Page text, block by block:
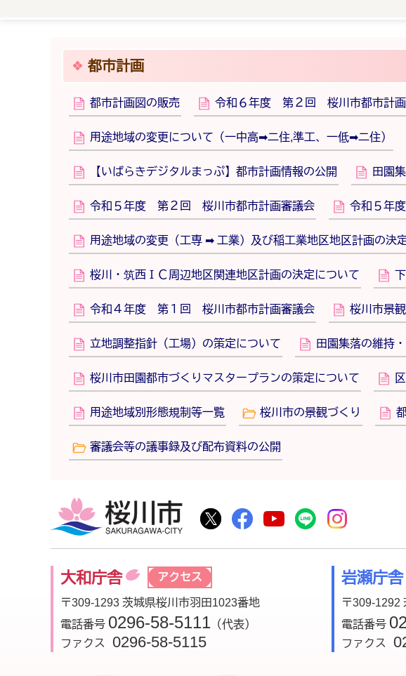
都市計画
都市計画図の販売 令和６年度 第２回 桜川市都市計画
用途地域の変更について（一中高➡二住,準工、一低➡二住）
【いばらきデジタルまっぷ】都市計画情報の公開 田園
令和５年度 第２回 桜川市都市計画審議会 令和５年
用途地域の変更（工専 ➡ 工業）及び稲工業地区地区計画の決
桜川・筑西ＩＣ周辺地区関連地区計画の決定について
令和４年度 第１回 桜川市都市計画審議会 桜川市景
立地調整指針（工場）の策定について 田園集落の維持
桜川市田園都市づくりマスタープランの策定について
用途地域別形態規制等一覧 桜川市の景観づくり
審議会等の議事録及び配布資料の公開
桜川市公式Twitter
桜川市公式Facebook
桜川市公式YouTube
桜川市公式LINE
大和庁舎 アクセス
〒309-1293 茨城県桜川市羽田1023番地
電話番号 0296-58-5111 （代表）
ファクス
0296-58-5115
岩瀬庁舎
〒309-1292
電話番号
ファクス